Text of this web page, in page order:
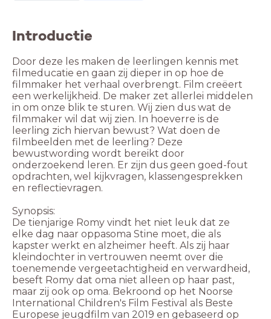
Introductie
Door deze les maken de leerlingen kennis met
filmeducatie en gaan zij dieper in op hoe de
filmmaker het verhaal overbrengt. Film creëert
een werkelijkheid. De maker zet allerlei middelen
in om onze blik te sturen. Wij zien dus wat de
filmmaker wil dat wij zien. In hoeverre is de
leerling zich hiervan bewust? Wat doen de
filmbeelden met de leerling? Deze
bewustwording wordt bereikt door
onderzoekend leren. Er zijn dus geen goed-fout
opdrachten, wel kijkvragen, klassengesprekken
en reflectievragen.
Synopsis:
De tienjarige Romy vindt het niet leuk dat ze
elke dag naar oppasoma Stine moet, die als
kapster werkt en alzheimer heeft. Als zij haar
kleindochter in vertrouwen neemt over die
toenemende vergeetachtigheid en verwardheid,
beseft Romy dat oma niet alleen op haar past,
maar zij ook op oma. Bekroond op het Noorse
International Children's Film Festival als Beste
Europese jeugdfilm van 2019 en gebaseerd op